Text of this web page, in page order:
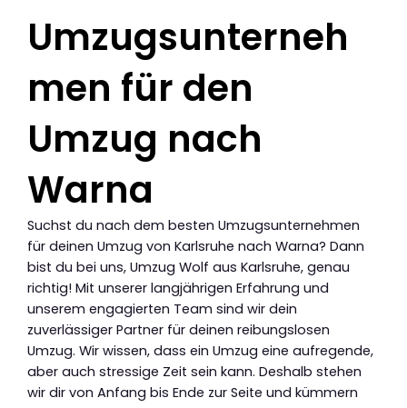
Umzugsunterneh
men für den
Umzug nach
Warna
Suchst du nach dem besten Umzugsunternehmen
für deinen Umzug von Karlsruhe nach Warna? Dann
bist du bei uns, Umzug Wolf aus Karlsruhe, genau
richtig! Mit unserer langjährigen Erfahrung und
unserem engagierten Team sind wir dein
zuverlässiger Partner für deinen reibungslosen
Umzug. Wir wissen, dass ein Umzug eine aufregende,
aber auch stressige Zeit sein kann. Deshalb stehen
wir dir von Anfang bis Ende zur Seite und kümmern